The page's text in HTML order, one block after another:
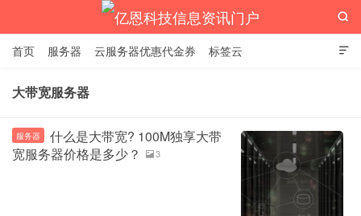
亿恩科技信息资讯门户

首页 服务器 云服务器优惠代金券 标签云

大带宽服务器
服务器
什么是大带宽? 100M独享大带
宽服务器价格是多少？
3